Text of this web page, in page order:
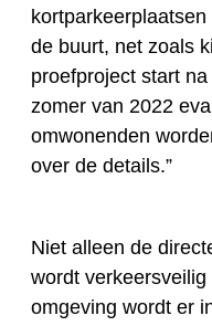
de buurt, net zoals
proefproject start
zomer van 2022
omwonenden
over de details.”
Niet alleen de
wordt
omgeving wordt er